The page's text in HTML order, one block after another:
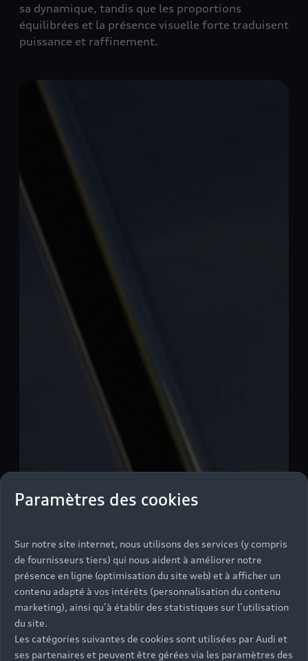
sa dynamique, tandis que les proportions
équilibrées et la présence visuelle forte traduisent
puissance et raffinement.
Paramètres des cookies
Sur notre site internet, nous utilisons des services (y compris
de fournisseurs tiers) qui nous aident à améliorer notre
présence en ligne (optimisation du site web) et à afficher un
contenu adapté à vos intérêts (personnalisation du contenu
marketing), ainsi qu’à établir des statistiques sur l’utilisation
du site.
Les catégories suivantes de cookies sont utilisées par Audi et
ses partenaires et peuvent être gérées via les paramètres des